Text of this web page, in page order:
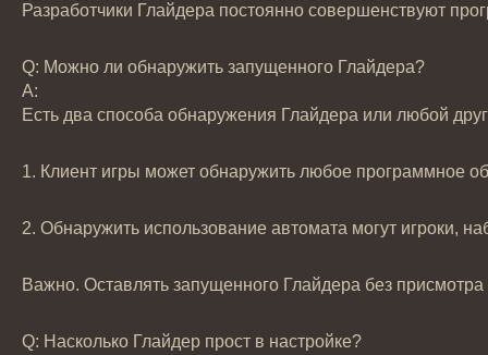
Разработчики Глайдера постоянно совершенствуют
Q: Можно ли обнаружить запущенного Глайдера?
А:
Есть два способа обнаружения Глайдера или любой
1. Клиент игры может обнаружить любое программное
2. Обнаружить использование автомата могут игроки,
Важно. Оставлять запущенного Глайдера без
Q: Насколько Глайдер прост в настройке?